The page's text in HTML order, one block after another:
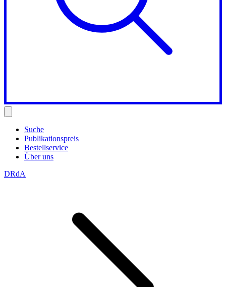
Suche
Publikationspreis
Bestellservice
Über uns
DRdA